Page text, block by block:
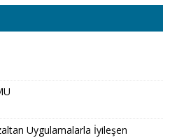
Uygulamalarla İyileşen